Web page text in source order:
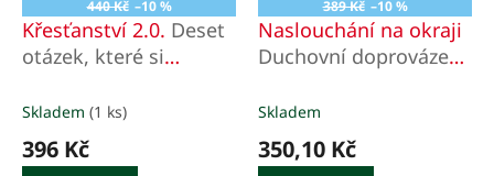
440 Kč –10 %
Křesťanství 2.0. Deset
otázek, které si
položit
Skladem (1 ks)
396 Kč
389 Kč –10 %
Naslouchání na okraji
Duchovní doprovázení
křesťanství
Skladem
350,10 Kč